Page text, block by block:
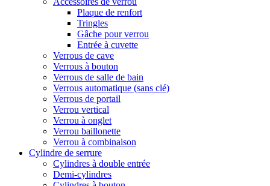
Plaque de renfort
Tringles
Gâche pour verrou
Entrée à cuvette
Verrous de cave
Verrous à bouton
Verrous de salle de bain
Verrous automatique (sans clé)
Verrous de portail
Verrou vertical
Verrou à onglet
Verrou baillonette
Verrou à combinaison
Cylindre de serrure
Cylindres à double entrée
Demi-cylindres